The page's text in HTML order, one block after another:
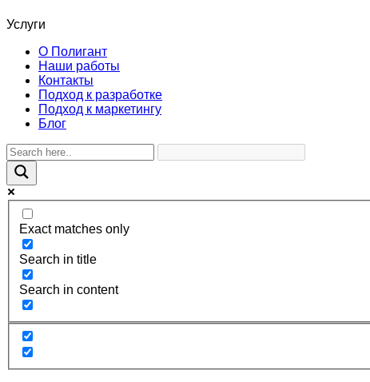
Услуги
О Полигант
Наши работы
Контакты
Подход к разработке
Подход к маркетингу
Блог
Exact matches only
Search in title
Search in content